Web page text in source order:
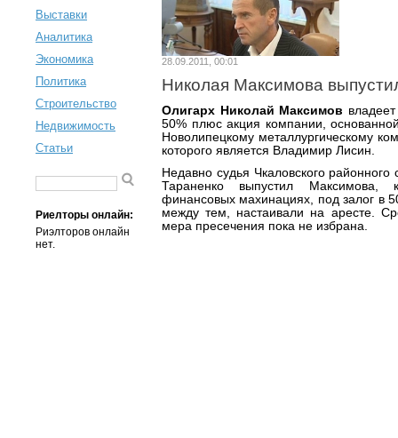
Выставки
Аналитика
Экономика
Политика
Строительство
Недвижимость
Статьи
Риелторы онлайн:
Риэлторов онлайн
нет.
28.09.2011, 00:01
Николая Максимова
Олигарх Николай Максимов
50% плюс акция компании,
Новолипецкому металлургическому
которого является Владимир Лисин.
Недавно судья Чкаловского
Тараненко выпустил Максимова,
финансовых махинациях, под залог в
между тем, настаивали на аресте.
мера пресечения пока не избрана.